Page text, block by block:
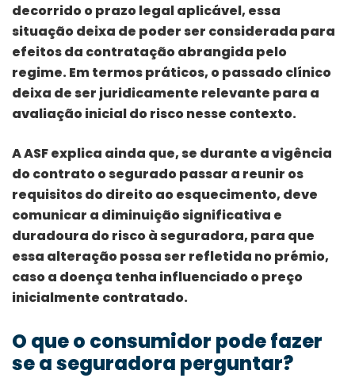
decorrido o prazo legal aplicável, essa
situação deixa de poder ser considerada para
efeitos da contratação abrangida pelo
regime. Em termos práticos, o passado clínico
deixa de ser juridicamente relevante para a
avaliação inicial do risco nesse contexto.
A ASF explica ainda que, se durante a vigência
do contrato o segurado passar a reunir os
requisitos do direito ao esquecimento, deve
comunicar a diminuição significativa e
duradoura do risco à seguradora, para que
essa alteração possa ser refletida no prémio,
caso a doença tenha influenciado o preço
inicialmente contratado.
O que o consumidor pode fazer
se a seguradora perguntar?